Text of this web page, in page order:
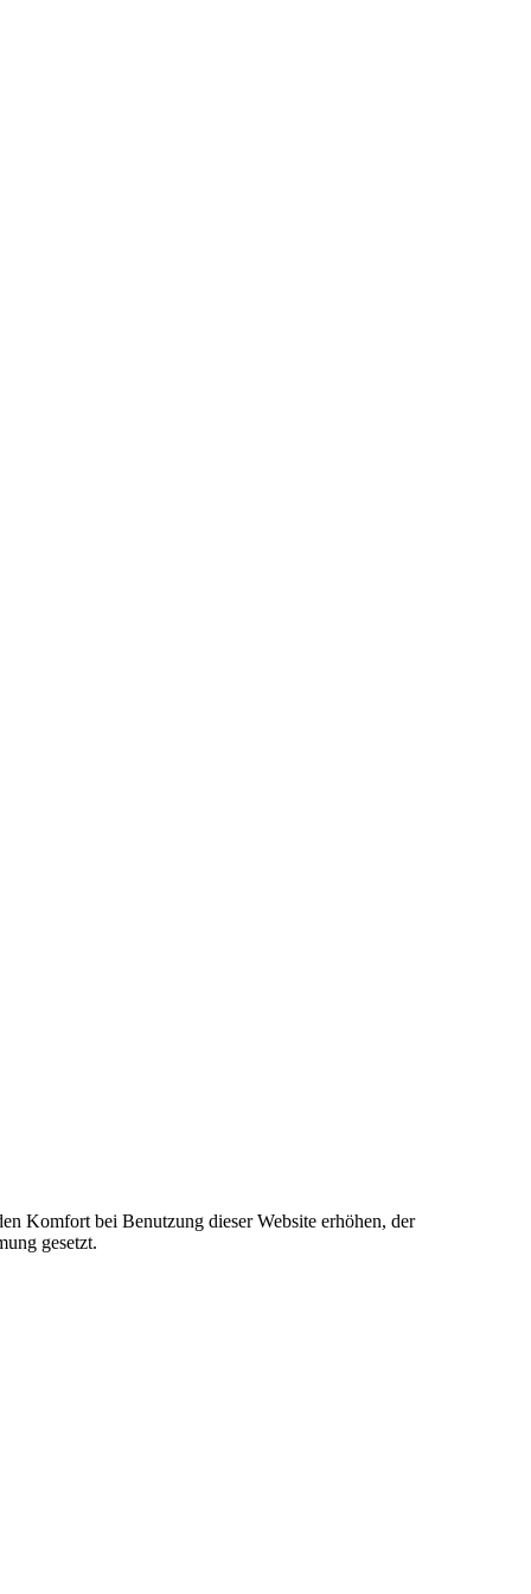
Komfort bei Benutzung dieser Website erhöhen, der
gesetzt.